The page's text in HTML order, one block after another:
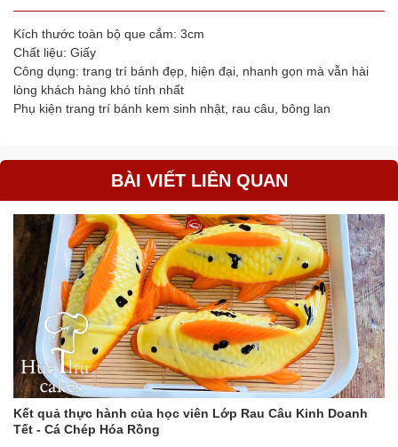
Kích thước toàn bộ que cắm: 3cm
Chất liệu: Giấy
Công dụng: trang trí bánh đẹp, hiện đại, nhanh gọn mà vẫn hài
lòng khách hàng khó tính nhất
Phụ kiện trang trí bánh kem sinh nhật, rau câu, bông lan
BÀI VIẾT LIÊN QUAN
Kết quả thực hành của học viên Lớp Rau Câu Kinh Doanh
Tết - Cá Chép Hóa Rồng